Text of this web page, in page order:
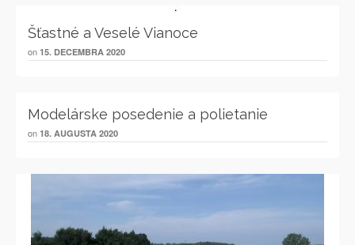
Šťastné a Veselé Vianoce
on 15. DECEMBRA 2020
Modelárske posedenie a polietanie
on 18. AUGUSTA 2020